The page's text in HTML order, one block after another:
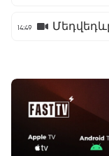
14:49